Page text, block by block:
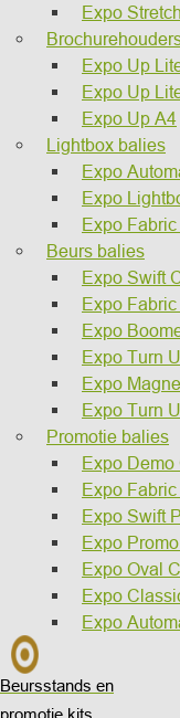
Expo
Expo Up
Expo Up
Expo Up A4
Lightbox balies
Expo
Expo
Expo
Beurs balies
Expo Swift
Expo
Expo
Expo Turn
Expo
Expo Turn
Promotie balies
Expo Demo
Expo
Expo Swift
Expo
Expo Oval
Expo
Expo
Beursstands en
promotie kits